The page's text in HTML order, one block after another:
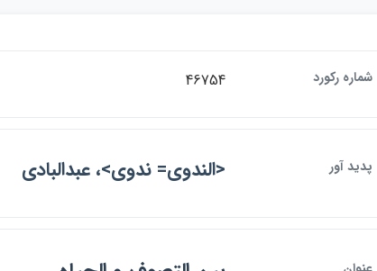
شماره ركورد 46754
پديد آور <الندوي= ندوي>، عبدالبادي